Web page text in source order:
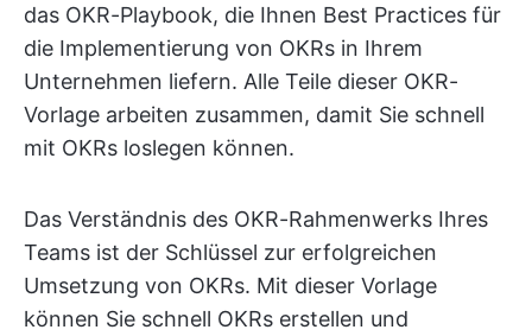
das OKR-Playbook, die Ihnen Best Practices für
die Implementierung von OKRs in Ihrem
Unternehmen liefern. Alle Teile dieser OKR-
Vorlage arbeiten zusammen, damit Sie schnell
mit OKRs loslegen können.
Das Verständnis des OKR-Rahmenwerks Ihres
Teams ist der Schlüssel zur erfolgreichen
Umsetzung von OKRs. Mit dieser Vorlage
können Sie schnell OKRs erstellen und